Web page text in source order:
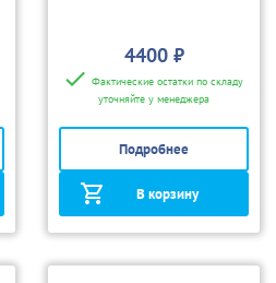
4400 ₽
Фактические остатки по складу
уточняйте у менеджера
Подробнее
В корзину